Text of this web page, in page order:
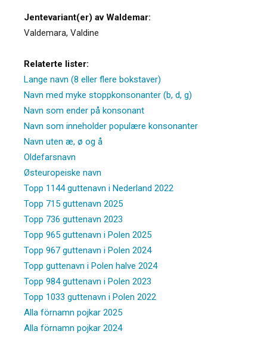
Jentevariant(er) av Waldemar:
Valdemara, Valdine
Relaterte lister:
Lange navn (8 eller flere bokstaver)
Navn med myke stoppkonsonanter (b, d, g)
Navn som ender på konsonant
Navn som inneholder populære konsonanter
Navn uten æ, ø og å
Oldefarsnavn
Østeuropeiske navn
Topp 1144 guttenavn i Nederland 2022
Topp 715 guttenavn 2025
Topp 736 guttenavn 2023
Topp 965 guttenavn i Polen 2025
Topp 967 guttenavn i Polen 2024
Topp guttenavn i Polen halve 2024
Topp 984 guttenavn i Polen 2023
Topp 1033 guttenavn i Polen 2022
Alla förnamn pojkar 2025
Alla förnamn pojkar 2024